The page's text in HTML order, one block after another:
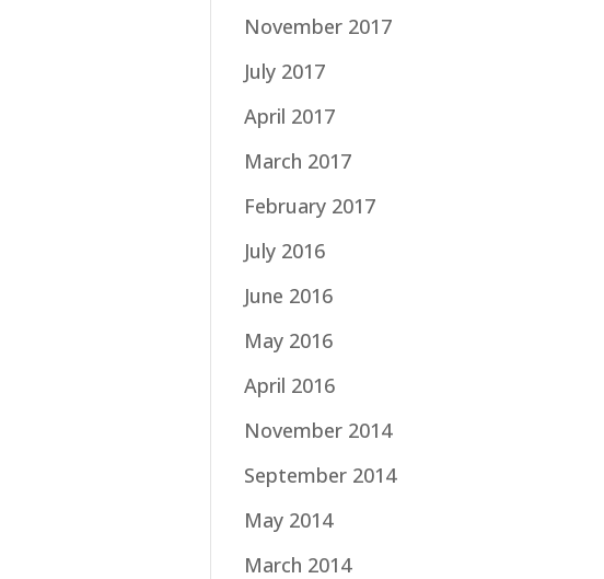
November 2017
July 2017
April 2017
March 2017
February 2017
July 2016
June 2016
May 2016
April 2016
November 2014
September 2014
May 2014
March 2014